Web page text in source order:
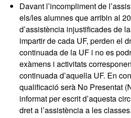
Davant l’incompliment de
els/les alumnes que arribin al
d’assistència injustificades de
impartir de cada UF, perden el
continuada de la UF i no es
exàmens i activitats
continuada d’aquella UF. En
qualificació serà No Presentat
informat per escrit d’aquesta
dret a l’assistència a les classes.